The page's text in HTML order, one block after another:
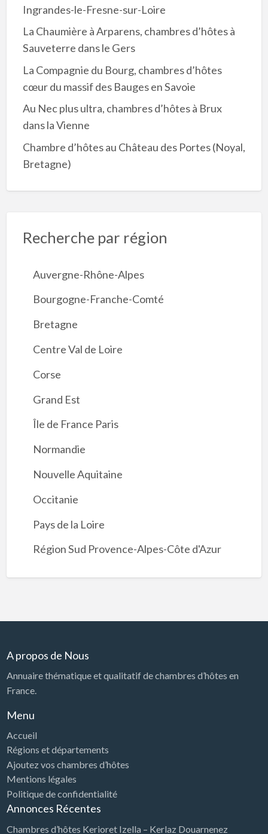
Ingrandes-le-Fresne-sur-Loire
La Chaumière à Arparens, chambres d’hôtes à
Sauveterre dans le Gers
La Compagnie du Bourg, chambres d’hôtes
cœur du massif des Bauges en Savoie
Au Nec plus ultra, chambres d’hôtes à Brux
dans la Vienne
Chambre d’hôtes au Château des Portes (Noyal,
Bretagne)
Recherche par région
Auvergne-Rhône-Alpes
Bourgogne-Franche-Comté
Bretagne
Centre Val de Loire
Corse
Grand Est
Île de France Paris
Normandie
Nouvelle Aquitaine
Occitanie
Pays de la Loire
Région Sud Provence-Alpes-Côte d'Azur
A propos de Nous
Annuaire thématique et qualitatif de chambres d’hôtes en
France.
Menu
Accueil
Régions et départements
Ajoutez vos chambres d’hôtes
Mentions légales
Politique de confidentialité
Annonces Récentes
Chambres d’hôtes Kerioret Izella – Kerlaz Douarnenez